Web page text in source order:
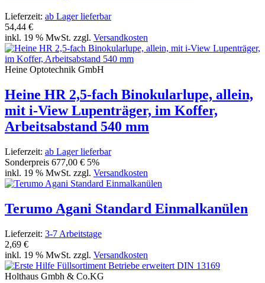
Lieferzeit: ab Lager lieferbar
54,44 €
inkl. 19 % MwSt. zzgl. Versandkosten
Heine Optotechnik GmbH
Heine HR 2,5-fach Binokularlupe, allein,
mit i-View Lupenträger, im Koffer,
Arbeitsabstand 540 mm
Lieferzeit: ab Lager lieferbar
Sonderpreis 677,00 € 5%
inkl. 19 % MwSt. zzgl. Versandkosten
Terumo Agani Standard Einmalkanülen
Lieferzeit: 3-7 Arbeitstage
2,69 €
inkl. 19 % MwSt. zzgl. Versandkosten
Holthaus Gmbh & Co.KG